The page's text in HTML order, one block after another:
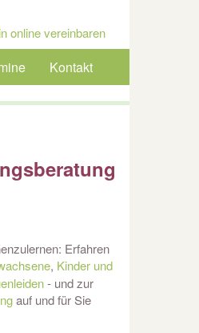
online vereinbaren
Kontakt
Erfahren
, Kinder und
- und zur
auf und für Sie